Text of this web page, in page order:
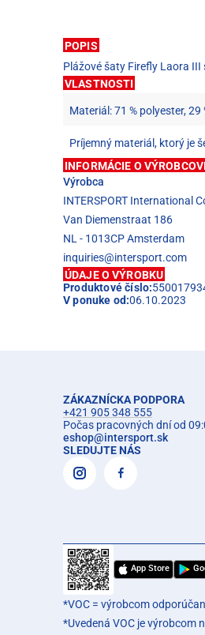
POPIS
Plážové šaty Firefly Laora
VLASTNOSTI
Materiál: 71 % polyester, 29
Príjemný materiál, ktorý je
INFORMÁCIE O VÝROBCOVI
Výrobca
INTERSPORT International
Van Diemenstraat 186
NL - 1013CP Amsterdam
inquiries@intersport.com
ÚDAJE O VÝROBKU
Produktové číslo:
V ponuke od:06.10.2023
ZÁKAZNÍCKA PODPORA
+421 905 348 555
Počas pracovných dní od
eshop@intersport.sk
SLEDUJTE NÁS
App Store
*VOC = výrobcom
*Uvedená VOC je výrobcom